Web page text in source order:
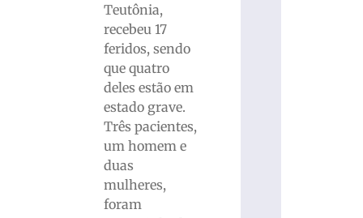
Teutônia,
recebeu 17
feridos, sendo
que quatro
deles estão em
estado grave.
Três pacientes,
um homem e
duas
mulheres,
foram